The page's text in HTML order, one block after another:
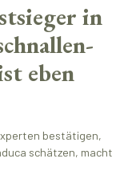
in
eben
bestätigen,
schätzen, macht